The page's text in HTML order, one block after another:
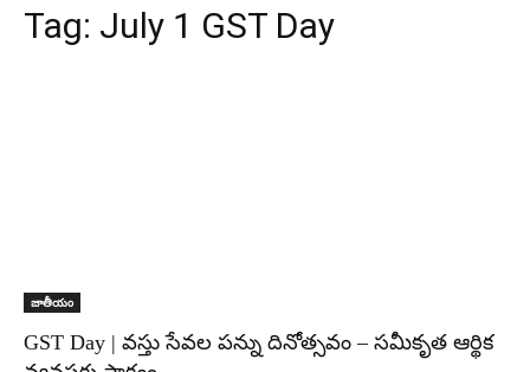
Tag: July 1 GST Day
జాతీయం
GST Day | వస్తు సేవల పన్ను దినోత్సవం – సమీకృత ఆర్థిక